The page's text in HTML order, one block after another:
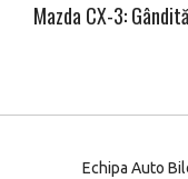
Mazda CX-3:
Echipa Auto